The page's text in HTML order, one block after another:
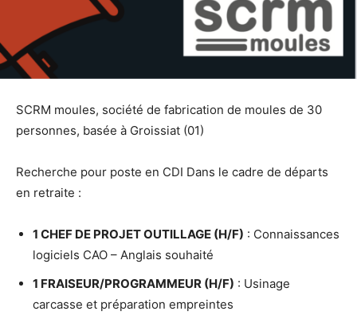
SCRM moules, société de fabrication de moules de 30
personnes, basée à Groissiat (01)
Recherche pour poste en CDI Dans le cadre de départs
en retraite :
1 CHEF DE PROJET OUTILLAGE (H/F) : Connaissances
logiciels CAO – Anglais souhaité
1 FRAISEUR/PROGRAMMEUR (H/F) : Usinage
carcasse et préparation empreintes